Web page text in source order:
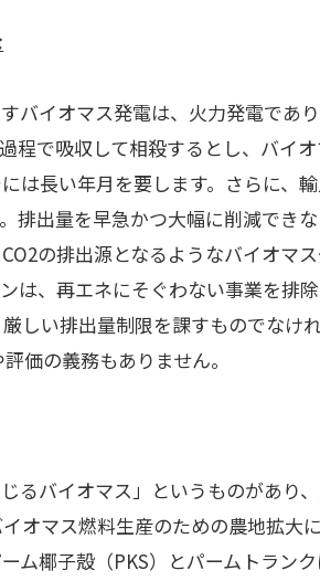
トやパ
バイオマス発電は、火力発電であ
程で吸収して相殺するとし、バイ
は長い年月を要します。さらに、
排出量を早急かつ大幅に削減でき
の排出源となるようなバイオマ
は、再エネにそぐわない事業を排
しい排出量制限を課すものでなけ
価の義務もありません。
発電の
るバイオマス」というものがあり
オマス燃料生産のための農地拡大
ム椰子殻（PKS）とパームトラン